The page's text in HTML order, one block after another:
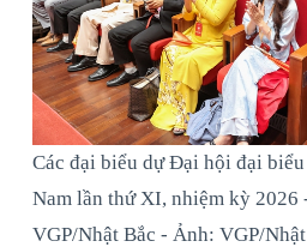
Các đại biểu dự Đại hội đại
Nam lần thứ XI, nhiệm kỳ 2026
VGP/Nhật Bắc - Ảnh: VGP/